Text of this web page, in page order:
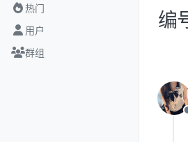
热门
用户
群组
编